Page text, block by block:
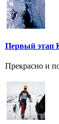
Первый этап
Прекрасно и